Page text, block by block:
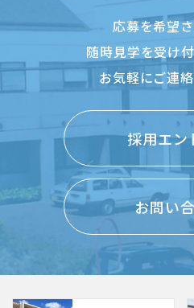
応募を希望さ
随時見学を受け
お気軽にご連絡
採用エン
お問い